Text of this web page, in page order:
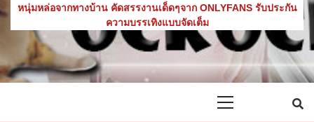
หนุ่มหล่อจากทางบ้าน คัดสรรงานเด็ดๆจาก ONLYFANS รับประกัน
ความบรรเทิงแบบจัดเต็ม